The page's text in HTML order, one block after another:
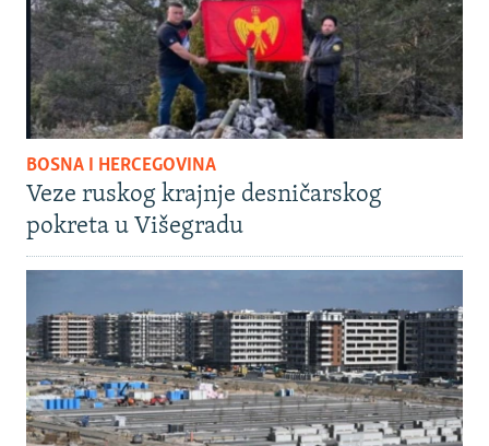
BOSNA I HERCEGOVINA
Veze ruskog krajnje desničarskog
pokreta u Višegradu